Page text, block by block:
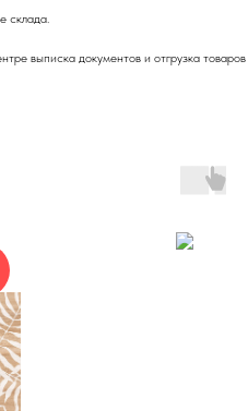
склада.
выписка документов и отгрузка товаров